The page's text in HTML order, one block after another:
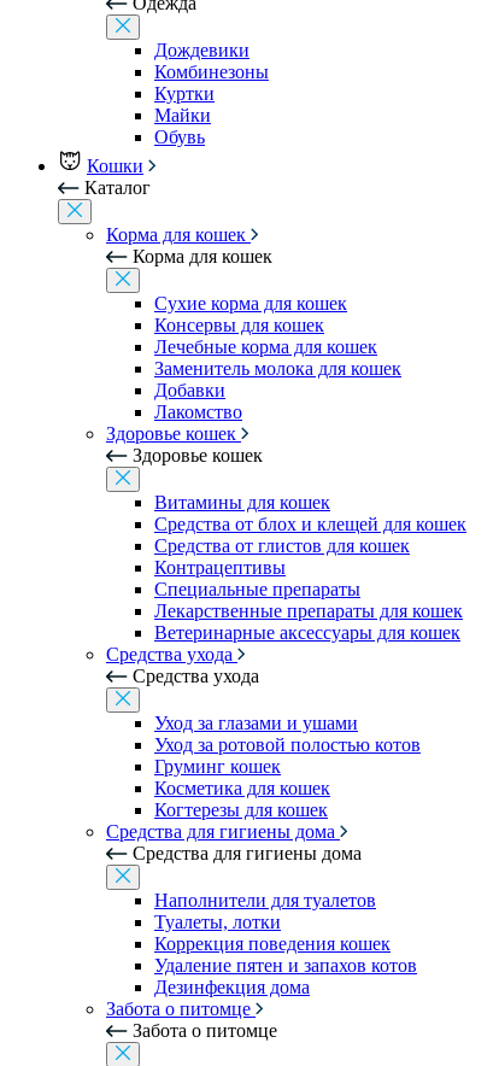
Дождевики
Комбинезоны
Куртки
Майки
Обувь
Кошки
Каталог
Корма для кошек
Корма для кошек
Сухие корма для кошек
Консервы для кошек
Лечебные корма для кошек
Заменитель молока для кошек
Добавки
Лакомство
Здоровье кошек
Здоровье кошек
Витамины для кошек
Средства от блох и клещей для кошек
Средства от глистов для кошек
Контрацептивы
Специальные препараты
Лекарственные препараты для кошек
Ветеринарные аксессуары для кошек
Средства ухода
Средства ухода
Уход за глазами и ушами
Уход за ротовой полостью котов
Груминг кошек
Косметика для кошек
Когтерезы для кошек
Средства для гигиены дома
Средства для гигиены дома
Наполнители для туалетов
Туалеты, лотки
Коррекция поведения кошек
Удаление пятен и запахов котов
Дезинфекция дома
Забота о питомце
Забота о питомце